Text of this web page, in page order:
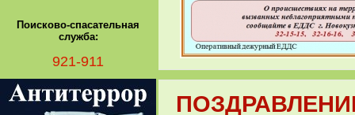
Поисково-спасательная
служба:
921-911